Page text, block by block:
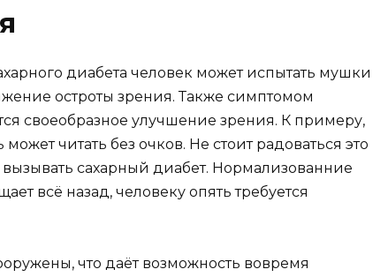
диабета человек может испытать мушки
остроты зрения. Также симптомом
своеобразное улучшение зрения. К примеру,
читать без очков. Не стоит радоваться это
сахарный диабет. Нормализованние
всё назад, человеку опять требуется
что даёт возможность вовремя